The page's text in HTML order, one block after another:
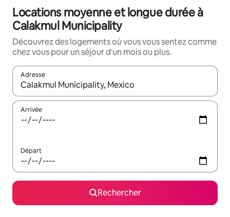
Locations moyenne et longue durée à
Calakmul Municipality
Découvrez des logements où vous vous sentez comme
chez vous pour un séjour d'un mois ou plus.
Adresse
Lorsque les résultats s'affichent, utilisez les flèches vers le
Arrivée
Départ
Rechercher